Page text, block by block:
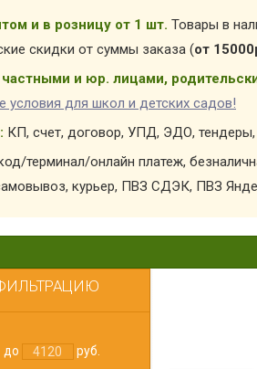
и в розницу от 1 шт. Товары в
скидки от суммы заказа (от
и юр. лицами,
условия для школ и детских садов!
КП, счет, договор, УПД, ЭДО,
терминал/онлайн платеж,
курьер, ПВЗ СДЭК, ПВЗ
до руб.